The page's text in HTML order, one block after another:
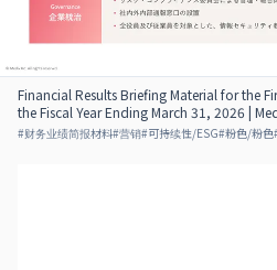
Financial Results Briefing Material for the
the Fiscal Year Ending March 31, 2026 |
#财务业绩简报材料#营销#可持续性/ESG#粉色/粉色